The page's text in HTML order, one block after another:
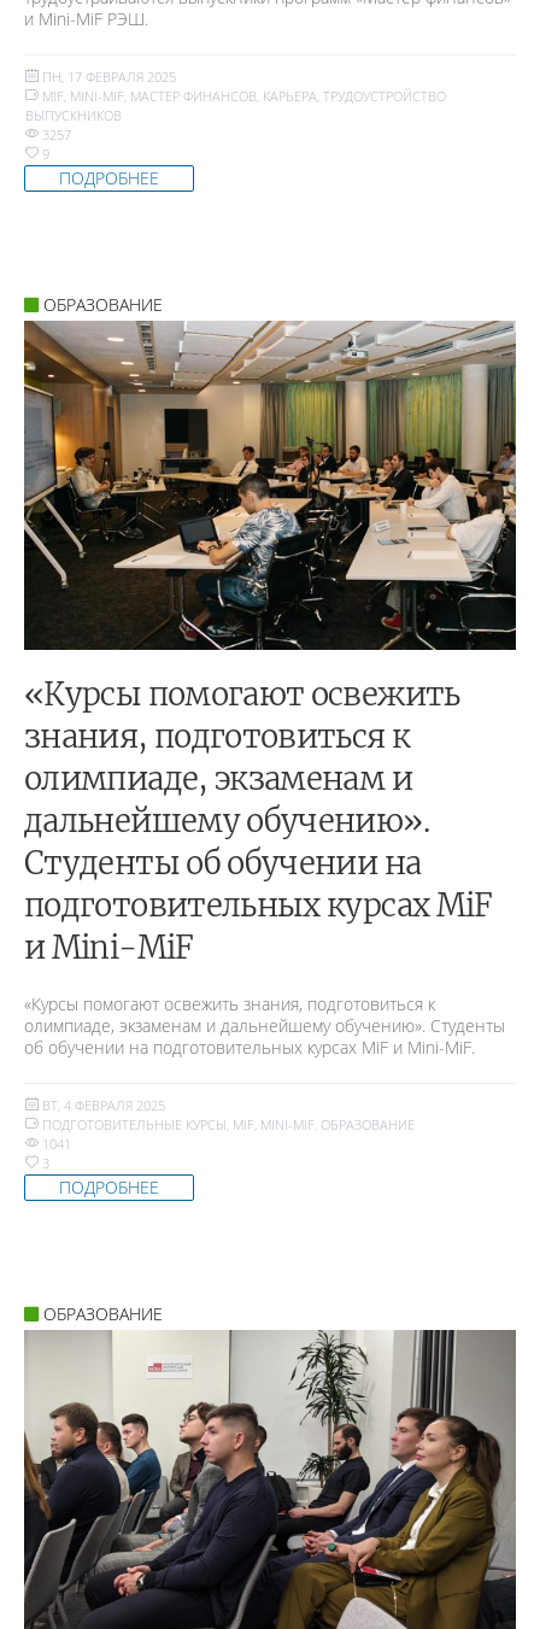
и Mini-MiF РЭШ.
ПН, 17 ФЕВРАЛЯ 2025
MIF MINI-MIF МАСТЕР ФИНАНСОВ КАРЬЕРА ТРУДОУСТРОЙСТВО
ВЫПУСКНИКОВ
3257
9
ПОДРОБНЕЕ
ОБРАЗОВАНИЕ
«Курсы помогают освежить
знания, подготовиться к
олимпиаде, экзаменам и
дальнейшему обучению».
Студенты об обучении на
подготовительных курсах MiF
и Mini-MiF
«Курсы помогают освежить знания, подготовиться к
олимпиаде, экзаменам и дальнейшему обучению». Студенты
об обучении на подготовительных курсах MiF и Mini-MiF.
ВТ, 4 ФЕВРАЛЯ 2025
ПОДГОТОВИТЕЛЬНЫЕ КУРСЫ, MIF, MINI-MIF, ОБРАЗОВАНИЕ
1041
3
ПОДРОБНЕЕ
ОБРАЗОВАНИЕ